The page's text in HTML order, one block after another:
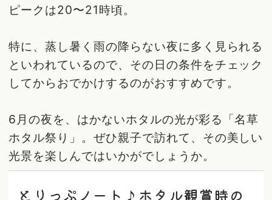
ピークは20〜21時頃。
特に、蒸し暑く雨の降らない夜に多く見られる
といわれているので、その日の条件をチェック
してからおでかけするのがおすすめです。
6月の夜を、はかないホタルの光が彩る「名草
ホタル祭り」。ぜひ親子で訪れて、その美しい
光景を楽しんではいかがでしょうか。
とりっぷノート♪ホタル観賞時の